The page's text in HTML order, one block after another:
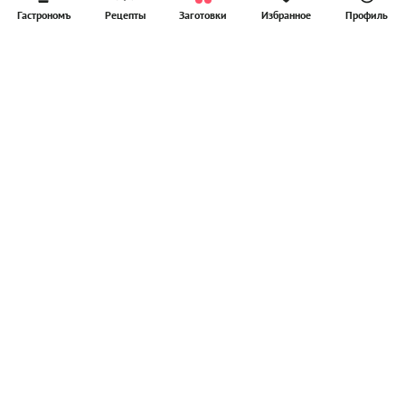
Гастрономъ Рецепты Заготовки Избранное Профиль